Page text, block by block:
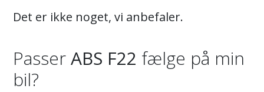
Det er ikke noget, vi anbefaler.
PasserABS F22 fælge på min
bil?